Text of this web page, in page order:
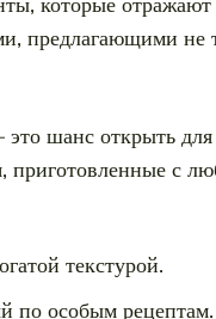
не
шанс открыть для
приготовленные с
текстурой.
по особым рецептам.